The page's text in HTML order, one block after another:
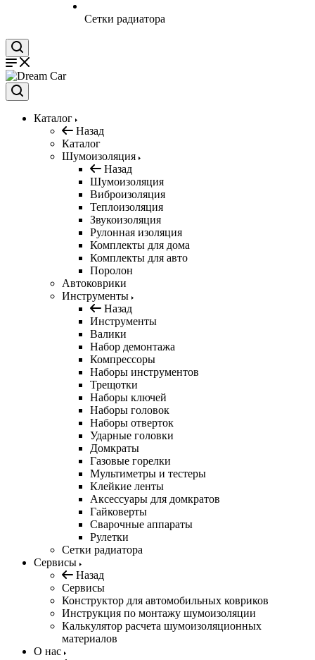
Сетки радиатора
Каталог
Назад
Каталог
Шумоизоляция
Назад
Шумоизоляция
Виброизоляция
Теплоизоляция
Звукоизоляция
Рулонная изоляция
Комплекты для дома
Комплекты для авто
Поролон
Автоковрики
Инструменты
Назад
Инструменты
Валики
Набор демонтажа
Компрессоры
Наборы инструментов
Трещотки
Наборы ключей
Наборы головок
Наборы отверток
Ударные головки
Домкраты
Газовые горелки
Мультиметры и тестеры
Клейкие ленты
Аксессуары для домкратов
Гайковерты
Сварочные аппараты
Рулетки
Сетки радиатора
Сервисы
Назад
Сервисы
Конструктор для автомобильных ковриков
Инструкция по монтажу шумоизоляции
Калькулятор расчета шумоизоляционных
материалов
О нас